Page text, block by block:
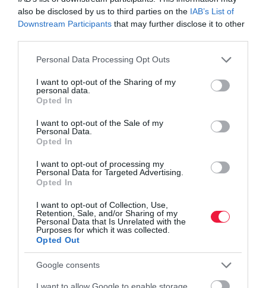
also be disclosed by us to third parties on the IAB’s List of
Downstream Participants that may further disclose it to other
Please note that this website/app uses one or more Google
not limited to your visit or usage behaviour. You may click to
grant or deny consent to Google and its third-party tags to
use your data for below specified purposes in below Google
consent section.
Personal Data Processing Opt Outs
I want to opt-out of the Sharing of my
personal data.
Opted In
I want to opt-out of the Sale of my
Personal Data.
Opted In
I want to opt-out of processing my
Personal Data for Targeted Advertising.
Opted In
I want to opt-out of Collection, Use,
Retention, Sale, and/or Sharing of my
Personal Data that Is Unrelated with the
Purposes for which it was collected.
Opted Out
Google consents
I want to allow Google to enable storage